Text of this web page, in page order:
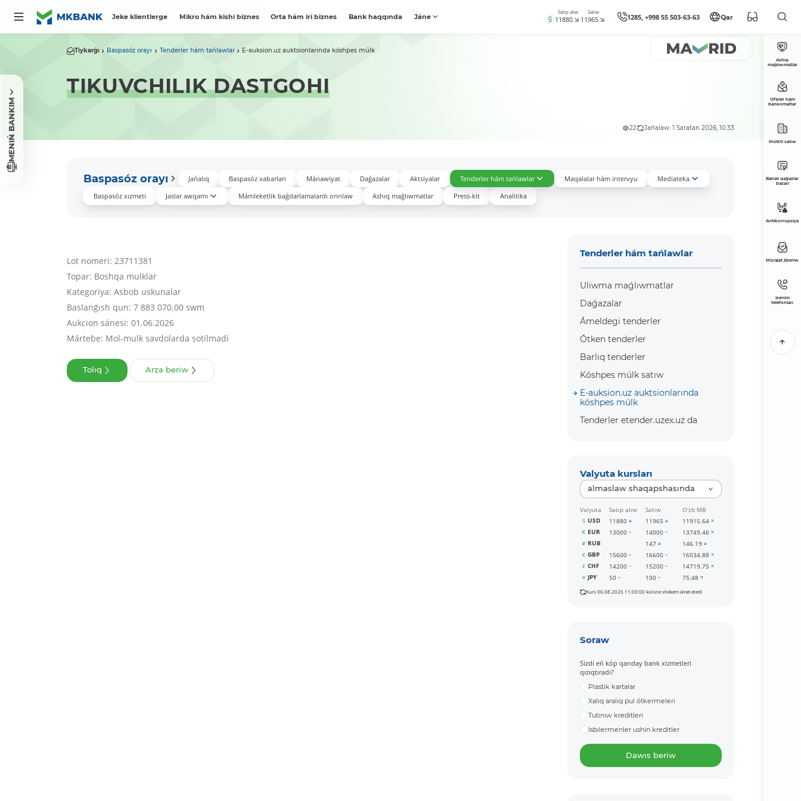
Jeke klientlerge Mikro hám kishi biznes Orta hám iri biznes Bank haqqında Jáne
Satıp alıw
11880
Satıw
11965 1285, +998 55 503-63-63 Qar
MENIŃ BANKIM
Tiykarǵı Baspasóz orayı Tenderler hám tańlawlar E-auksion.uz auktsionlarında kóshpes múlk
TIKUVCHILIK DASTGOHI
22 Jańalaw: 1 Saratan 2026, 10:33
Baspasóz orayı Jańalıq Baspasóz xabarları Mánawiyat Daǵazalar Aktsiyalar Tenderler hám tańlawlar Maqalalar hám intervyu
Mediateka
Baspasóz xızmeti
Jaslar awqamı Mámleketlik baǵdarlamalardı orınlaw Ashıq maǵlıwmatlar Press-kit Analitika
Lot nomeri: 23711381
Topar: Boshqa mulklar
Kategoriya: Asbob uskunalar
Baslanǵısh qun: 7 883 070.00 swm
Aukcion sánesi: 01.06.2026
Mártebe: Mol-mulk savdolarda sotilmadi
Tolıq Arza beriw
Tenderler hám tańlawlar
Uliwma maǵlıwmatlar
Daǵazalar
Ámeldegi tenderler
Ótken tenderler
Barlıq tenderler
Kóshpes múlk satıw
E-auksion.uz auktsionlarında
kóshpes múlk
Tenderler etender.uzex.uz da
Valyuta kursları
almaslaw shaqapshasında
Valyuta Satıp alıw Satıw
O‘zb MB
USD
11880 11965
11915.64
EUR
13000 14000
13749.46
RUB
147
146.19
GBP
15600 16600
16034.88
CHF
14200 15200
14719.75
JPY
50 100 75.48
Kurs 06.08.2026 11:00:00 kúnine shekem ámel etedi
Soraw
Sizdi eń kóp qanday bank xizmetleri
qızıqtıradı?
Plastik kartalar
Xalıq aralıq pul ótkermeleri
Tutınıw kreditleri
Isbilermenler ushin kreditler
Dawıs beriw
Ashıq
maǵlıwmatlar
Ofisler hám
bankomatlar
Múlkti satıw
Bahalı qaǵazlar
bazarı
Antikorrupsiya
Múrájat jiberiw
Isenim
telefonları